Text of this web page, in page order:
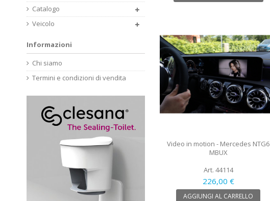
Video in motion - Mercedes NTG6
MBUX
Art. 44114
226,00 €
AGGIUNGI AL CARRELLO
Catalogo
Veicolo
Informazioni
Chi siamo
Termini e condizioni di vendita